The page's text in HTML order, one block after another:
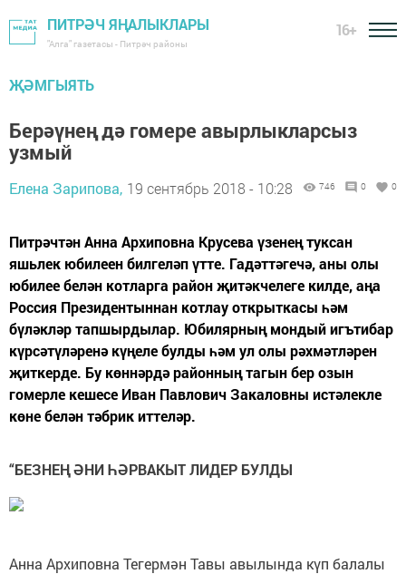
ПИТРӘЧ ЯҢАЛЫКЛАРЫ
"Алга" газетасы - Питрәч районы
16+
ҖӘМГЫЯТЬ
Берәүнең дә гомере авырлыкларсыз
узмый
Елена Зарипова, 19 сентябрь 2018 - 10:28 746 0 0
Питрәчтән Анна Архиповна Крусева үзенең туксан
яшьлек юбилеен билгеләп үтте. Гадәттәгечә, аны олы
юбилее белән котларга район җитәкчелеге килде, аңа
Россия Президентыннан котлау открыткасы һәм
бүләкләр тапшырдылар. Юбилярның мондый игътибар
күрсәтүләренә күңеле булды һәм ул олы рәхмәтләрен
җиткерде. Бу көннәрдә районның тагын бер озын
гомерле кешесе Иван Павлович Закаловны истәлекле
көне белән тәбрик иттеләр.
“БЕЗНЕҢ ӘНИ ҺӘРВАКЫТ ЛИДЕР БУЛДЫ
Анна Архиповна Тегермән Тавы авылында күп балалы